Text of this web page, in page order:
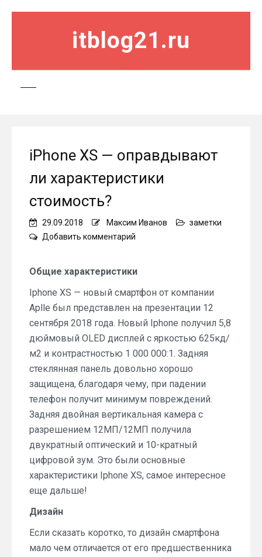
itblog21.ru
iPhone XS — оправдывают
ли характеристики
стоимость?
29.09.2018 Максим Иванов
заметки
Добавить комментарий
—
ли
характеристики
стоимость?
Общие характеристики
Iphone XS — новый смартфон от компании
Aplle был представлен на презентации 12
сентября 2018 года. Новый Iphone получил 5,8
дюймовый OLED дисплей с яркостью 625кд/
м2 и контрастностью 1 000 000:1. Задняя
стеклянная панель довольно хорошо
защищена, благодаря чему, при падении
телефон получит минимум повреждений.
Задняя двойная вертикальная камера с
разрешением 12МП/12МП получила
двукратный оптический и 10-кратный
цифровой зум. Это были основные
характеристики Iphone XS, самое интересное
еще дальше!
Дизайн
Если сказать коротко, то дизайн смартфона
мало чем отличается от его предшественника